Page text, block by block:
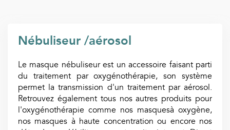
Nébuliseur /aérosol
Le masque nébuliseur est un accessoire faisant parti
du traitement par oxygénothérapie, son système
permet la transmission d'un traitement par aérosol.
Retrouvez également tous nos autres produits pour
l'oxygénothérapie comme nos masquesà oxygène,
nos masques à haute concentration ou encore nos